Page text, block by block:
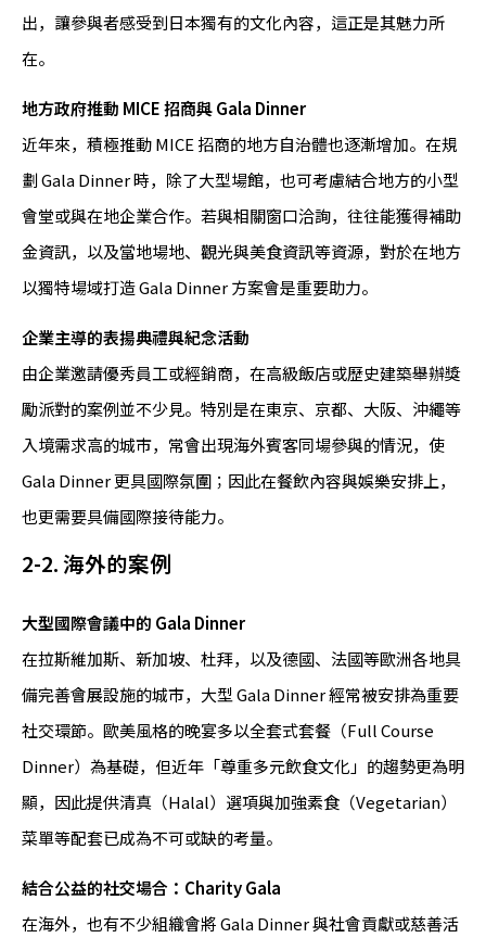
出，讓參與者感受到日本獨有的文化內容，這正是其魅力所
在。
地方政府推動 MICE 招商與 Gala Dinner
近年來，積極推動 MICE 招商的地方自治體也逐漸增加。在規
劃 Gala Dinner 時，除了大型場館，也可考慮結合地方的小型
會堂或與在地企業合作。若與相關窗口洽詢，往往能獲得補助
金資訊，以及當地場地、觀光與美食資訊等資源，對於在地方
以獨特場域打造 Gala Dinner 方案會是重要助力。
企業主導的表揚典禮與紀念活動
由企業邀請優秀員工或經銷商，在高級飯店或歷史建築舉辦獎
勵派對的案例並不少見。特別是在東京、京都、大阪、沖繩等
入境需求高的城市，常會出現海外賓客同場參與的情況，使
Gala Dinner 更具國際氛圍；因此在餐飲內容與娛樂安排上，
也更需要具備國際接待能力。
2-2. 海外的案例
大型國際會議中的 Gala Dinner
在拉斯維加斯、新加坡、杜拜，以及德國、法國等歐洲各地具
備完善會展設施的城市，大型 Gala Dinner 經常被安排為重要
社交環節。歐美風格的晚宴多以全套式套餐（Full Course
Dinner）為基礎，但近年「尊重多元飲食文化」的趨勢更為明
顯，因此提供清真（Halal）選項與加強素食（Vegetarian）
菜單等配套已成為不可或缺的考量。
結合公益的社交場合：Charity Gala
在海外，也有不少組織會將 Gala Dinner 與社會貢獻或慈善活